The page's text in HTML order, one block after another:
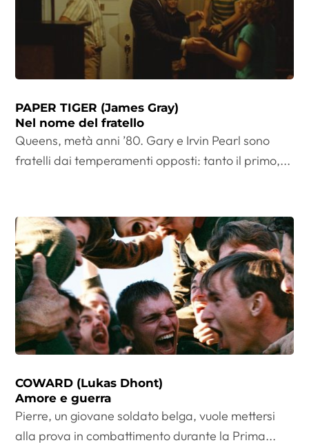
PAPER TIGER (James Gray)
Nel nome del fratello
Queens, metà anni ’80. Gary e Irvin Pearl sono
fratelli dai temperamenti opposti: tanto il primo,...
COWARD (Lukas Dhont)
Amore e guerra
Pierre, un giovane soldato belga, vuole mettersi
alla prova in combattimento durante la Prima...